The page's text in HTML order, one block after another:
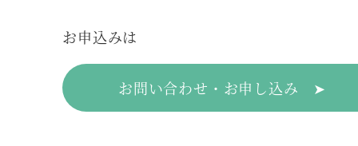
お申込みは
お問い合わせ・お申し込み ➤